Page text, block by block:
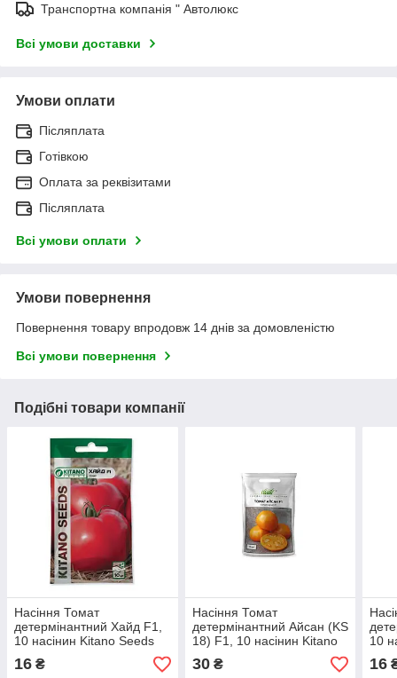
Транспортна компанія " Автолюкс
Всі умови доставки
Умови оплати
Післяплата
Готівкою
Оплата за реквізитами
Післяплата
Всі умови оплати
Умови повернення
Повернення товару впродовж 14 днів за домовленістю
Всі умови повернення
Подібні товари компанії
Насіння Томат
детермінантний Хайд F1,
10 насінин Kitano Seeds
16 ₴
Насіння Томат
детермінантний Айсан (KS
18) F1, 10 насінин Kitano
Seeds Професійне
Насіння
30₴
10
16